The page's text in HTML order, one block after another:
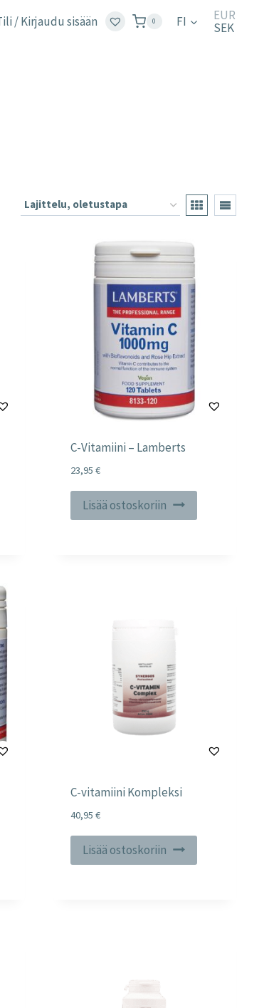
/ Kirjaudu sisään 0 FI
EUR
SEK
C-Vitamiini – Lamberts
23,95€
Lisää ostoskoriin
C-vitamiini Kompleksi
40,95€
Lisää ostoskoriin